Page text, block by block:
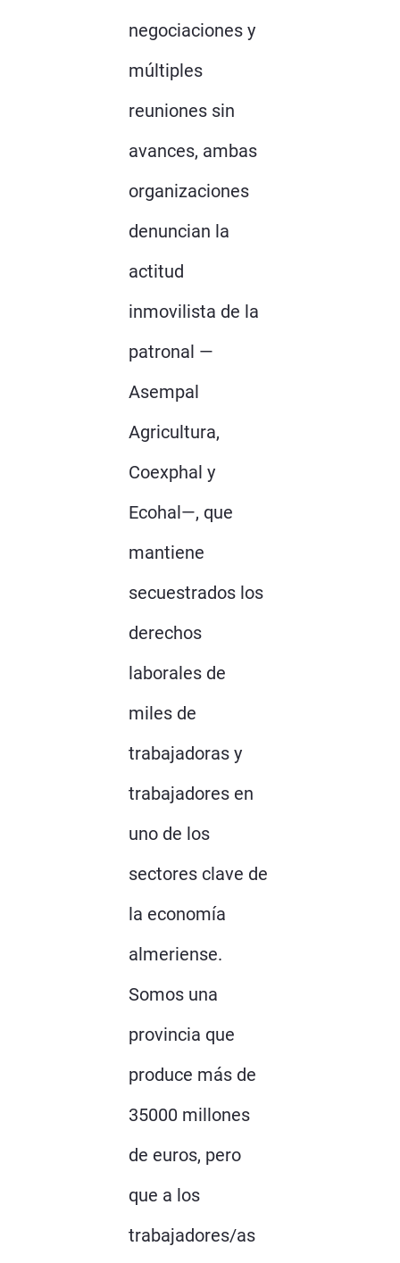
negociaciones y
múltiples
reuniones sin
avances, ambas
organizaciones
denuncian la
actitud
inmovilista de la
patronal —
Asempal
Agricultura,
Coexphal y
Ecohal—, que
mantiene
secuestrados los
derechos
laborales de
miles de
trabajadoras y
trabajadores en
uno de los
sectores clave de
la economía
almeriense.
Somos una
provincia que
produce más de
35000 millones
de euros, pero
que a los
trabajadores/as